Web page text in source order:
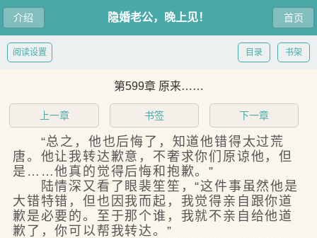
介绍 首页
隐婚老公，晚上见！
书架
目录
阅读设置
第599章 原来……
上一章 书签 下一章
“总之，他也后悔了，知道他错得太过荒
唐。他让我转达歉意，不奢求你们原谅他，但
是……他真的觉得后悔和抱歉。”
陆情深又看了眼裴笙笙，“这件事虽然他是
大错特错，但也因我而起，我觉得亲自跟你道
歉是必要的。至于那个谁，我就不亲自给他道
歉了，你可以帮我转达。”